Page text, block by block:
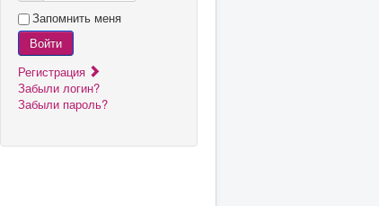
Запомнить меня
Войти
Регистрация
Забыли логин?
Забыли пароль?